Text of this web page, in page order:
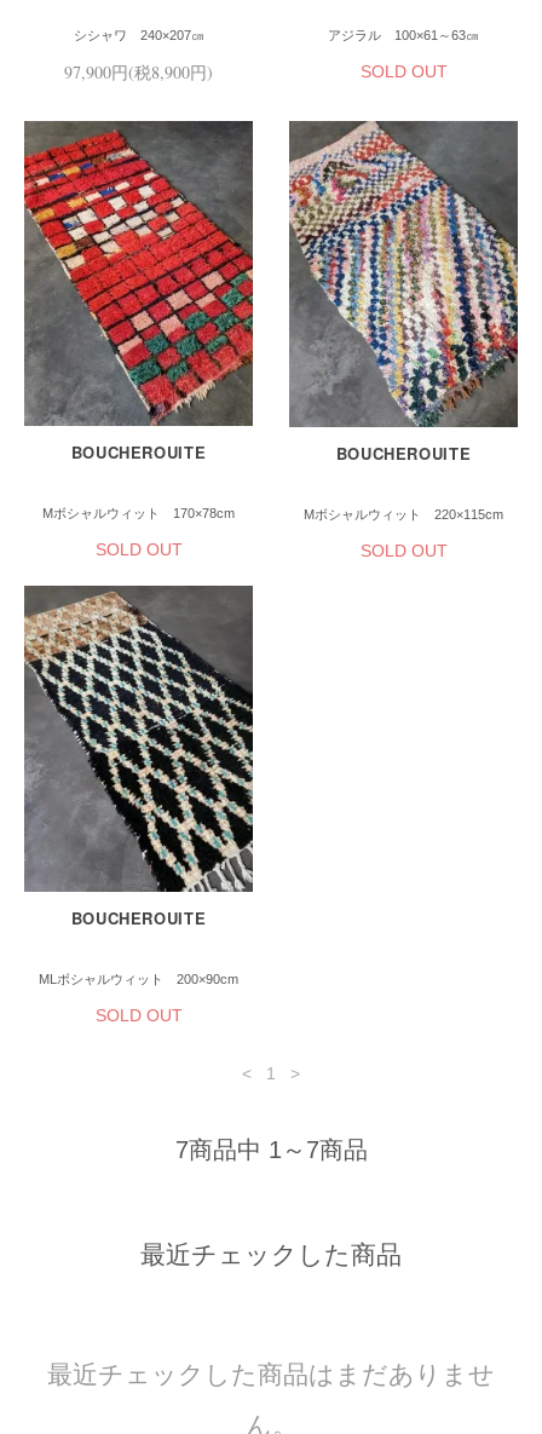
シシャワ 240×207㎝
97,900円(税8,900円)
アジラル 100×61～63㎝
SOLD OUT
BOUCHEROUITE
Mボシャルウィット 170×78cm
SOLD OUT
BOUCHEROUITE
Mボシャルウィット 220×115cm
SOLD OUT
BOUCHEROUITE
MLボシャルウィット 200×90cm
SOLD OUT
< 1 >
7商品中 1～7商品
最近チェックした商品
最近チェックした商品はまだありませ
ん。